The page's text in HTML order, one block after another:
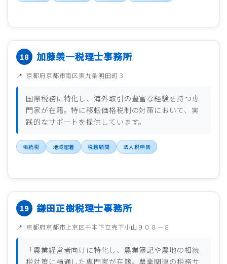
加藤羡一税理士事務所
京都府京都市南区東九条明田町３
国際税務に特化し、海外取引の豊富な経験を持つ専
門家が在籍。特に移転価格税制の対策において、実
践的なサポートを提供しています。
相続税 地域密着 税務顧問 法人税申告
鎌田正樹税理士事務所
京都府京都市上京区千本下立売下小山９０８－８
「農業経営者向けに特化し、農業簿記や農地の相続
税対策に精通した専門家が在籍。農業関連の税務サ